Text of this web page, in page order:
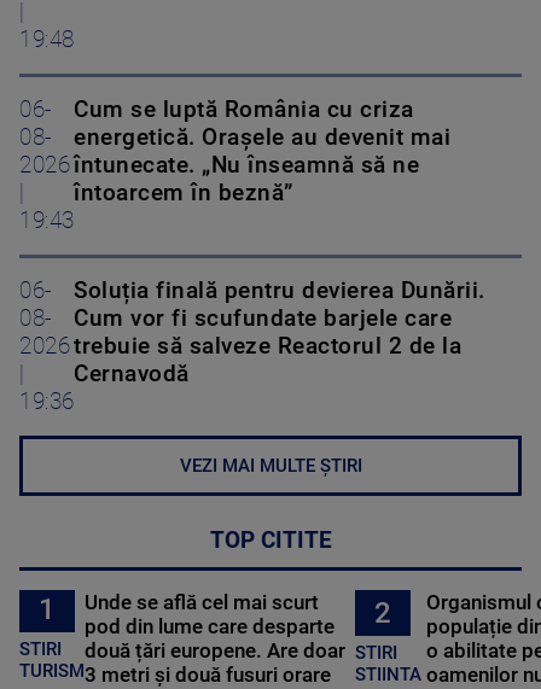
19:48
06-
08-
2026
19:43
Cum se luptă România cu criza
energetică. Orașele au devenit mai
întunecate. „Nu înseamnă să ne
întoarcem în beznă”
06-
08-
2026
19:36
Soluția finală pentru devierea Dunării.
Cum vor fi scufundate barjele care
trebuie să salveze Reactorul 2 de la
Cernavodă
VEZI MAI MULTE ȘTIRI
TOP CITITE
1
STIRI
TURISM
Unde se află cel mai scurt
pod din lume care desparte
două țări europene. Are doar
3 metri și două fusuri orare
2
STIRI
STIINTA
Organismul
populație
o abilitate
oamenilor